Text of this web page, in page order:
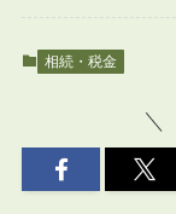
相続・税金